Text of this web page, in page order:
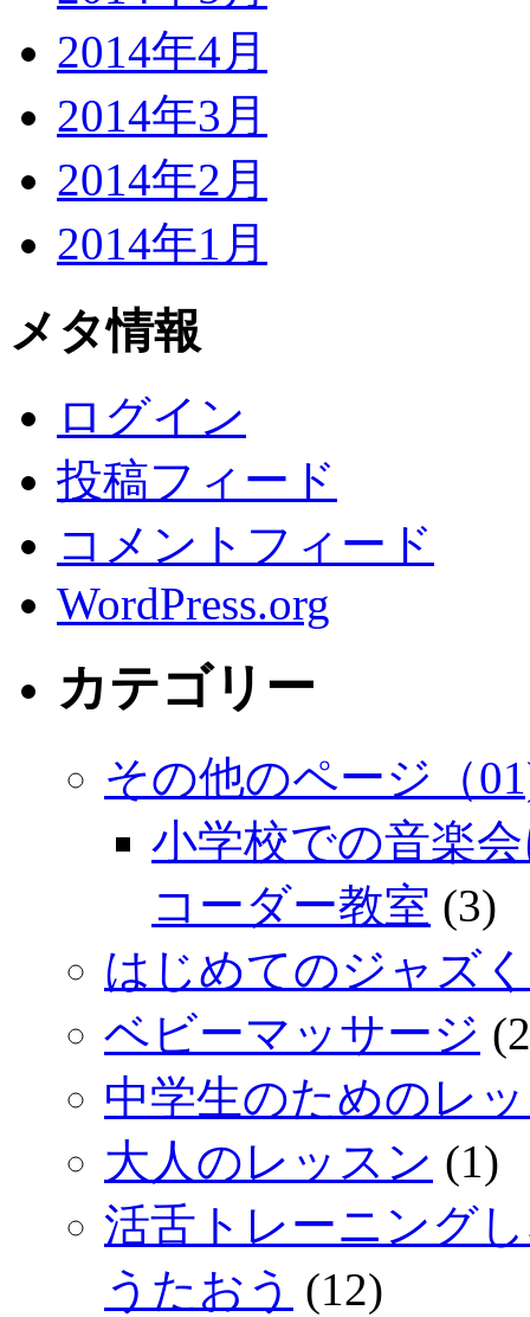
2014年4月
2014年3月
2014年2月
2014年1月
メタ情報
ログイン
投稿フィード
コメントフィード
WordPress.org
カテゴリー
その他のページ（
小学校での音楽
コーダー教室 (3)
はじめてのジャズ
ベビーマッサージ
中学生のためのレ
大人のレッスン (1)
活舌トレーニング
うたおう (12)